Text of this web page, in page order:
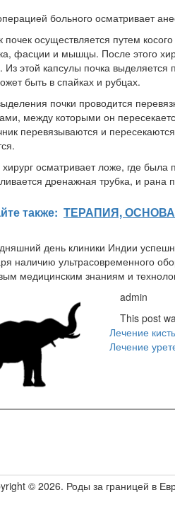
больного осматривает
почек осуществляется путем
фасции и мышцы. После этого
Из этой капсулы почка
быть в спайках и рубцах.
почки проводится
между которыми он
перевязываются и
осматривает ложе, где была
дренажная трубка, и рана
также: ТЕРАПИЯ,
день клиники Индии
наличию ультрасовременного
медицинским знаниям и
admin
This post
Лечение
Лечение
© 2026. Роды за границей в